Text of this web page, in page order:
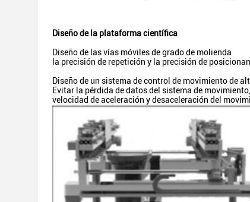
Diseño de la plataforma científica
Diseño de las vías móviles de grado de molienda
la precisión de repetición y la precisión de
Diseño de un sistema de control de movimiento de
Evitar la pérdida de datos del sistema de
velocidad de aceleración y desaceleración del